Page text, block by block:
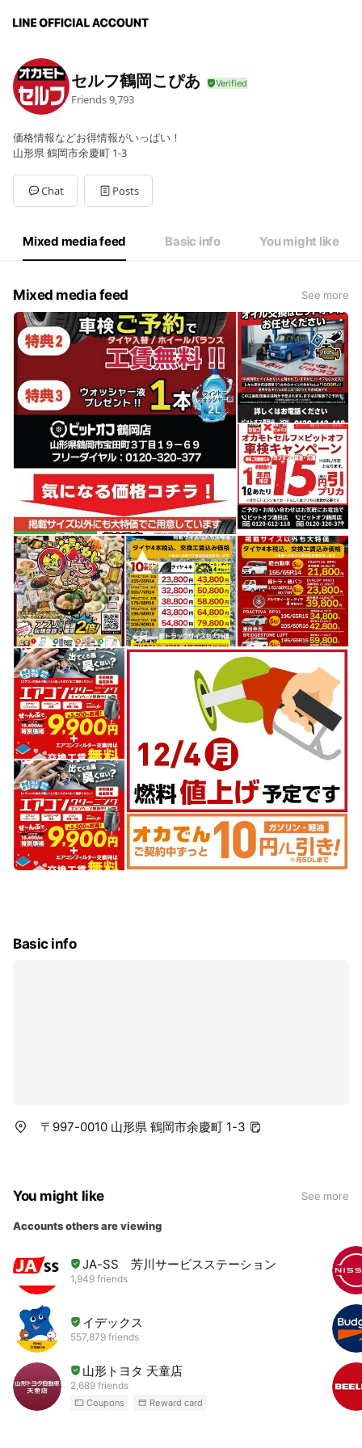
セルフ鶴岡こぴあ
Friends9,793
価格情報などお得情報がいっぱい！
山形県 鶴岡市余慶町 1-3
Chat Posts
Mixed media feed Basic info You might like
Mixed media feed See more
Basic info
〒997-0010 山形県 鶴岡市余慶町 1-3
You might like See more
Accounts others are viewing
JA-SS 芳川サービスステーション
1,949 friends
イデックス
557,879 friends
山形トヨタ 天童店
2,689 friends
Coupons Reward card